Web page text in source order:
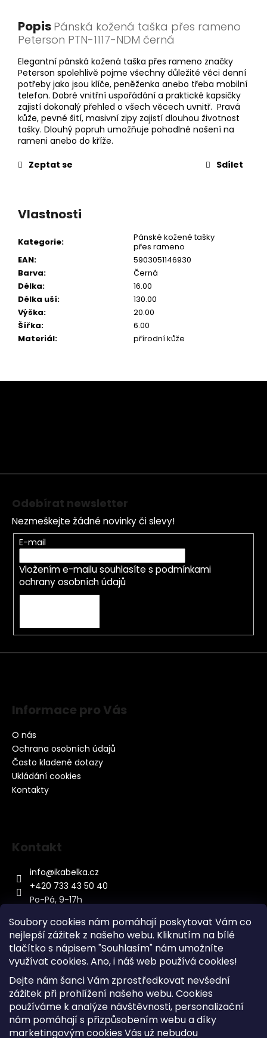
Soubory cookies nám pomáhají poskytovat Vám co
nejlepší zážitek z našeho webu. Kliknutím na bílé
tlačítko s nápisem "Souhlasím" nám umožníte
využívat cookies. Ano, i náš web používá cookies!
Dejte nám šanci Vám zprostředkovat nevšední
zážitek při prohlížení našeho webu. Cookies
používáme k analýze návštěvnosti, personalizační
nám pomáhají s přizpůsobením webu a díky
marketingovým cookies Vás už nebudou
Popis Pánská kožená taška přes rameno
Peterson PTN-1117-NDM černá
Elegantní pánská kožená taška přes rameno značky
Peterson spolehlivě pojme všechny důležité věci denní
potřeby jako jsou klíče, peněženka anebo třeba mobilní
telefon. Dobré vnitřní uspořádání a praktické kapsičky
zajistí dokonalý přehled o všech věcech uvnitř. Pravá
kůže, pevné šití, masivní zipy zajistí dlouhou životnost
tašky. Dlouhý popruh umožňuje pohodlné nošení na
rameni anebo do kříže.
Zeptat se
Sdílet
Vlastnosti
Kategorie:
Pánské kožené tašky
přes rameno
EAN:
5903051146930
Barva:
Černá
Délka:
16.00
Délka uší:
130.00
Výška:
20.00
Šířka:
6.00
Materiál: přírodní kůže
Z
Odebírat newsletter
Nezmeškejte žádné novinky či slevy!
E-mail
Vložením e-mailu souhlasíte s podmínkami
ochrany osobních údajů
Informace pro Vás
O nás
Ochrana osobních údajů
Často kladené dotazy
Ukládání cookies
Kontakty
Kontakt
info@ikabelka.cz
+420 733 43 50 40
Po-Pá, 9-17h
Kontakt
Sitemap
Doprava a Platba
Reklamace Zboží
Obchodní podmínky